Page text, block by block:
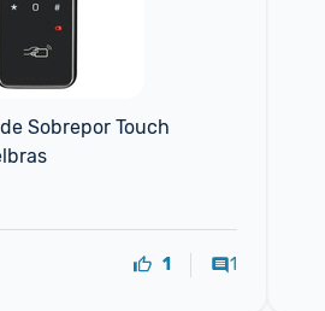
Sobrepor Touch
1 1